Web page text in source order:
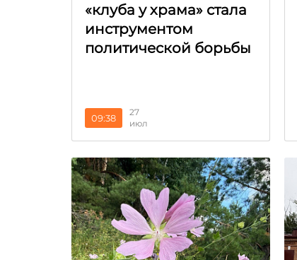
«клуба у храма» стала
инструментом
политической борьбы
09:38
27
июл